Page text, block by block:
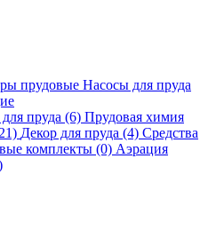
прудовые Насосы для пруда
пруда (6) Прудовая химия
Декор для пруда (4) Средства
комплекты (0) Аэрация